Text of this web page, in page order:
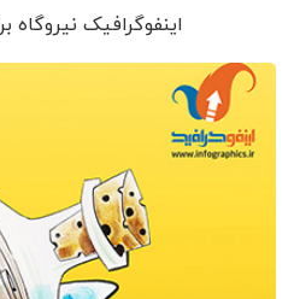
اینفوگرافیک